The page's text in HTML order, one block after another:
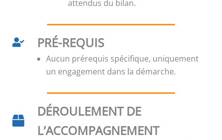
attendus du bilan.
PRÉ-REQUIS
Aucun prérequis spécifique, uniquement
un engagement dans la démarche.
DÉROULEMENT DE
L’ACCOMPAGNEMENT